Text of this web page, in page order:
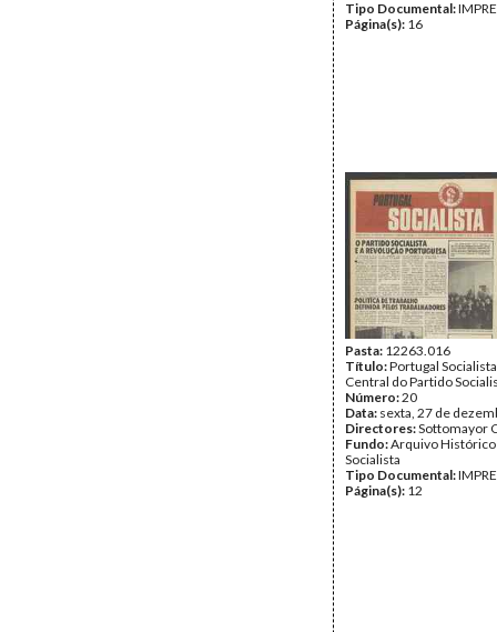
Tipo Documental:
Página(s): 16
Pasta: 12263.016
Título:Portugal
Central do Partido
Número:20
Data: sexta, 27 de
Directores:Sottomayor
Fundo:Arquivo
Socialista
Tipo Documental:
Página(s): 12